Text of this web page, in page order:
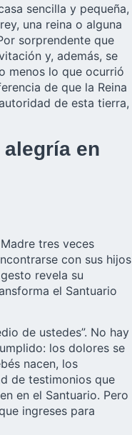
sencilla y pequeña,
una reina o alguna
sorprendente que
y, además, se
menos lo que ocurrió
de que la Reina
de esta tierra,
en
tres veces
con sus hijos
revela su
el Santuario
de ustedes”. No hay
los dolores se
nacen, los
de testimonios que
en el Santuario. Pero
ingreses para